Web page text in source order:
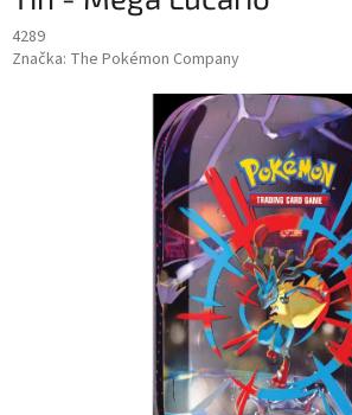
4289
Značka: The Pokémon Company